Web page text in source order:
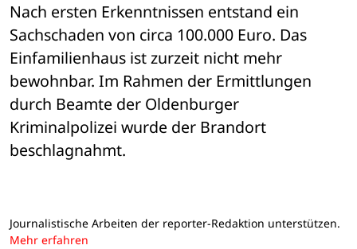
Nach ersten Erkenntnissen entstand ein
Sachschaden von circa 100.000 Euro. Das
Einfamilienhaus ist zurzeit nicht mehr
bewohnbar. Im Rahmen der Ermittlungen
durch Beamte der Oldenburger
Kriminalpolizei wurde der Brandort
beschlagnahmt.
Journalistische Arbeiten der reporter-Redaktion unterstützen.
Mehr erfahren